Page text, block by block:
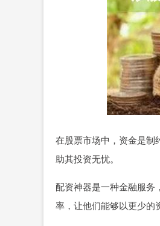
在股票市场中，资金是制
助其投资无忧。
配资神器是一种金融服务
率，让他们能够以更少的